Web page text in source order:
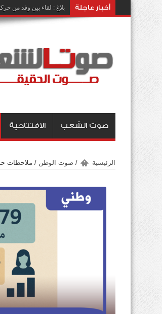
أخبار عاجلة بلاغ : لقاء بين وفد من
صوت الشعب الافتتاحية
الرئيسية / صوت الوطن / ملاحظات